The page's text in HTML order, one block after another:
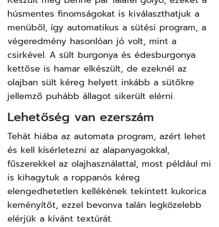
húsmentes finomságokat is kiválaszthatjuk a
menüből, így automatikus a sütési program, a
végeredmény hasonlóan jó volt, mint a
csirkével. A sült burgonya és édesburgonya
kettőse is hamar elkészült, de ezeknél az
olajban sült kéreg helyett inkább a sütőkre
jellemző puhább állagot sikerült elérni.
Lehetőség van ezerszám
Tehát hiába az automata program, azért lehet
és kell kísérletezni az alapanyagokkal,
fűszerekkel az olajhasználattal, most például mi
is kihagytuk a roppanós kéreg
elengedhetetlen kellékének tekintett kukorica
keményítőt, ezzel bevonva talán legközelebb
elérjük a kívánt textúrát.